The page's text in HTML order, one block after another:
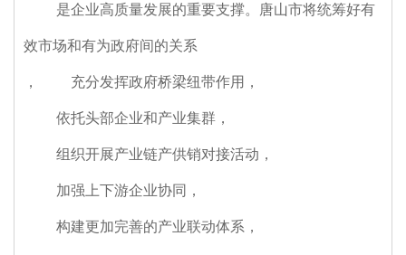
是企业高质量发展的重要支撑。唐山市将统筹好有
效市场和有为政府间的关系
， 充分发挥政府桥梁纽带作用 ，
依托头部企业和产业集群 ，
组织开展产业链产供销对接活动 ，
加强上下游企业协同 ，
构建更加完善的产业联动体系 ，